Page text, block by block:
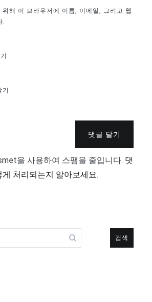
해 이 브라우저에 이름, 이메일, 그리고 웹
.
댓글 달기
을 사용하여 스팸을 줄입니다. 댓
처리되는지 알아보세요.